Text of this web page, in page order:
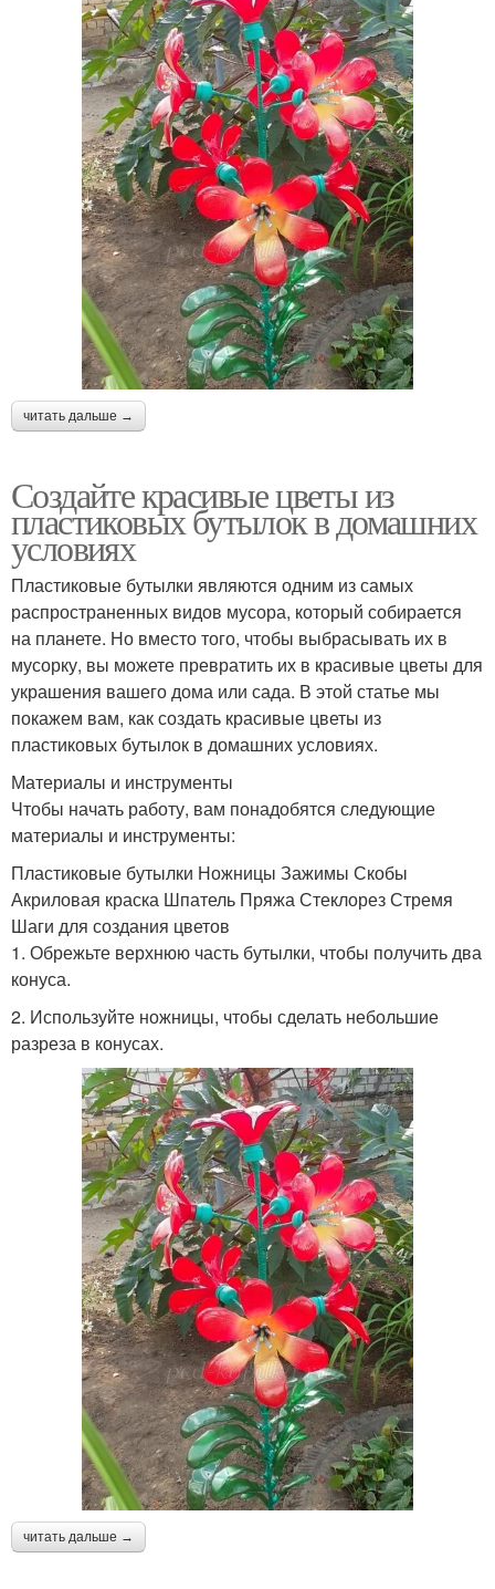
читать дальше →
Создайте красивые цветы из
пластиковых бутылок в домашних
условиях
Пластиковые бутылки являются одним из самых
распространенных видов мусора, который собирается
на планете. Но вместо того, чтобы выбрасывать их в
мусорку, вы можете превратить их в красивые цветы для
украшения вашего дома или сада. В этой статье мы
покажем вам, как создать красивые цветы из
пластиковых бутылок в домашних условиях.
Материалы и инструменты
Чтобы начать работу, вам понадобятся следующие
материалы и инструменты:
Пластиковые бутылки Ножницы Зажимы Скобы
Акриловая краска Шпатель Пряжа Стеклорез Стремя
Шаги для создания цветов
1. Обрежьте верхнюю часть бутылки, чтобы получить два
конуса.
2. Используйте ножницы, чтобы сделать небольшие
разреза в конусах.
читать дальше →